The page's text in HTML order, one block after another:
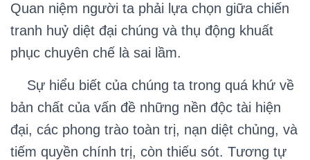
Quan niệm người ta phải lựa chọn giữa chiến
tranh huỷ diệt đại chúng và thụ động khuất
phục chuyên chế là sai lầm.
Sự hiểu biết của chúng ta trong quá khứ về
bản chất của vấn đề những nền độc tài hiện
đại, các phong trào toàn trị, nạn diệt chủng, và
tiếm quyền chính trị, còn thiếu sót. Tương tự